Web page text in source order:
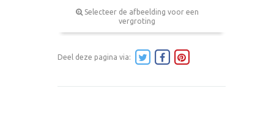
Selecteer de afbeelding voor een
vergroting
Deel deze pagina via: